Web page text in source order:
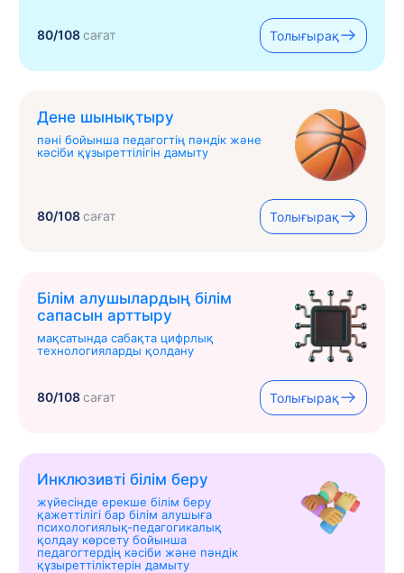
80/108сағат Толығырақ
Дене шынықтыру
пәні бойынша педагогтің пәндік және
кәсіби құзыреттілігін дамыту
80/108сағат Толығырақ
Білім алушылардың білім
сапасын арттыру
мақсатында сабақта цифрлық
технологияларды қолдану
80/108сағат Толығырақ
Инклюзивті білім беру
жүйесінде ерекше білім беру
қажеттілігі бар білім алушыға
психологиялық-педагогикалық
қолдау көрсету бойынша
педагогтердің кәсіби және пәндік
құзыреттіліктерін дамыту